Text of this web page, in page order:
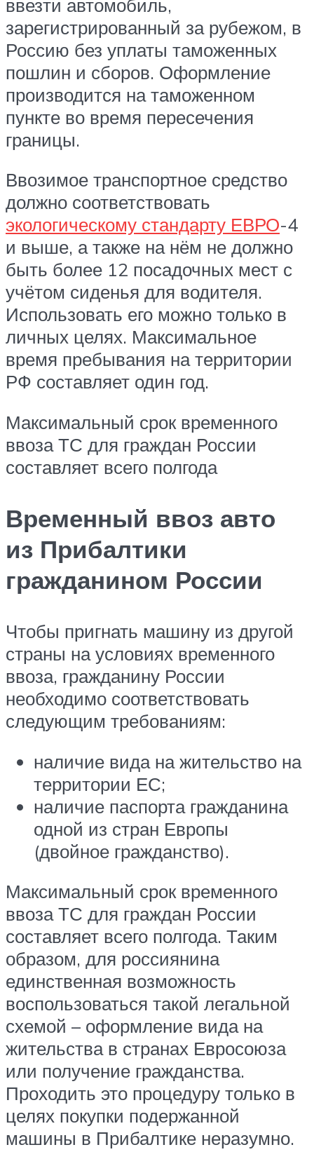
ввезти автомобиль,
зарегистрированный за рубежом, в
Россию без уплаты таможенных
пошлин и сборов. Оформление
производится на таможенном
пункте во время пересечения
границы.
Ввозимое транспортное средство
должно соответствовать
экологическому стандарту ЕВРО-4
и выше, а также на нём не должно
быть более 12 посадочных мест с
учётом сиденья для водителя.
Использовать его можно только в
личных целях. Максимальное
время пребывания на территории
РФ составляет один год.
Максимальный срок временного
ввоза ТС для граждан России
составляет всего полгода
Временный ввоз авто
из Прибалтики
гражданином России
Чтобы пригнать машину из другой
страны на условиях временного
ввоза, гражданину России
необходимо соответствовать
следующим требованиям:
наличие вида на жительство на
территории ЕС;
наличие паспорта гражданина
одной из стран Европы
(двойное гражданство).
Максимальный срок временного
ввоза ТС для граждан России
составляет всего полгода. Таким
образом, для россиянина
единственная возможность
воспользоваться такой легальной
схемой – оформление вида на
жительства в странах Евросоюза
или получение гражданства.
Проходить это процедуру только в
целях покупки подержанной
машины в Прибалтике неразумно.